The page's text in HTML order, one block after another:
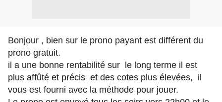
Bonjour , bien sur le prono payant est différent du
prono gratuit.
il a une bonne rentabilité sur le long terme il est
plus affûté et précis et des cotes plus élevées, il
vous est fourni avec la méthode pour jouer.